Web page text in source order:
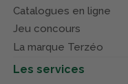
Catalogues en ligne
Jeu concours
La marque Terzéo
Les services